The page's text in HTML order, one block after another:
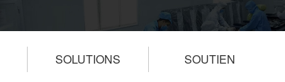
SOLUTIONS SOUTIEN